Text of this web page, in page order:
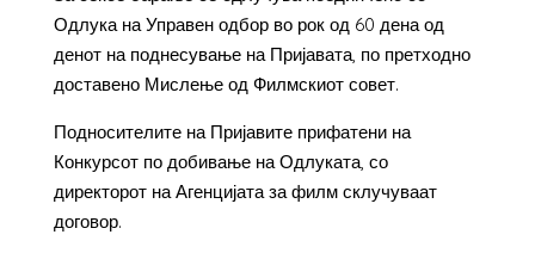
Одлука на Управен одбор во рок од 60 дена од
денот на поднесување на Пријавата, по претходно
доставено Мислење од Филмскиот совет.
Подносителите на Пријавите прифатени на
Конкурсот по добивање на Одлуката, со
директорот на Агенцијата за филм склучуваат
договор.